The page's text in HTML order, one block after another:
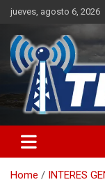
Skip
content
jueves, agosto 6, 2026
Home
INTERES